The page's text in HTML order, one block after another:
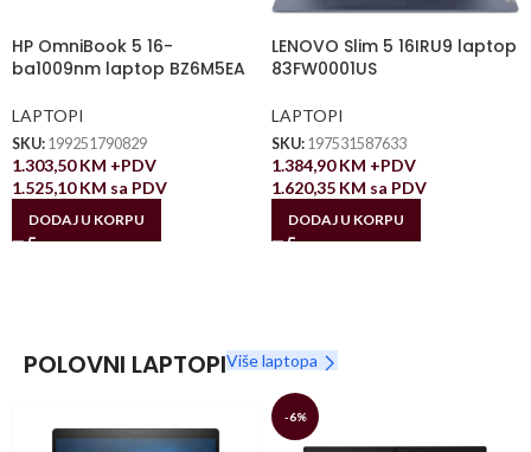
HP OmniBook 5 16-
ba1009nm laptop BZ6M5EA
LAPTOPI
SKU: 199251790829
1.303,50KM +PDV
1.525,10KM sa PDV
DODAJ U KORPU
LENOVO Slim 5 16IRU9 laptop
83FW0001US
LAPTOPI
SKU: 197531587633
1.384,90KM +PDV
1.620,35 KM sa PDV
DODAJ U KORPU
POLOVNI LAPTOPIViše laptopa
-6%